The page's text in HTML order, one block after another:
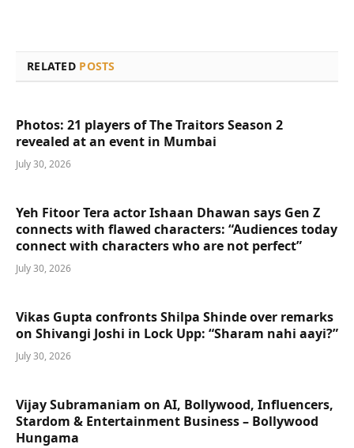
RELATED POSTS
Photos: 21 players of The Traitors Season 2
revealed at an event in Mumbai
July 30, 2026
Yeh Fitoor Tera actor Ishaan Dhawan says Gen Z
connects with flawed characters: “Audiences today
connect with characters who are not perfect”
July 30, 2026
Vikas Gupta confronts Shilpa Shinde over remarks
on Shivangi Joshi in Lock Upp: “Sharam nahi aayi?”
July 30, 2026
Vijay Subramaniam on AI, Bollywood, Influencers,
Stardom & Entertainment Business – Bollywood
Hungama